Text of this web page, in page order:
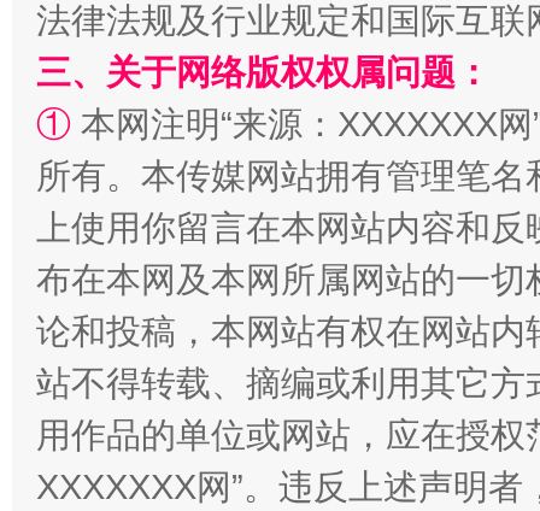
法律法规及行业规定和国际互
三、关于网络版权权属问题：
① 本网注明“来源：XXXXXXX
所有。本传媒网站拥有管理笔
上使用你留言在本网站内容和
布在本网及本网所属网站的一
论和投稿，本网站有权在网站
站不得转载、摘编或利用其它
用作品的单位或网站，应在授
XXXXXXX网”。违反上述声明